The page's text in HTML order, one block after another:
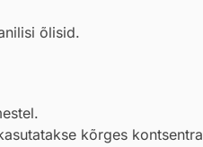
õlisid.
kõrges